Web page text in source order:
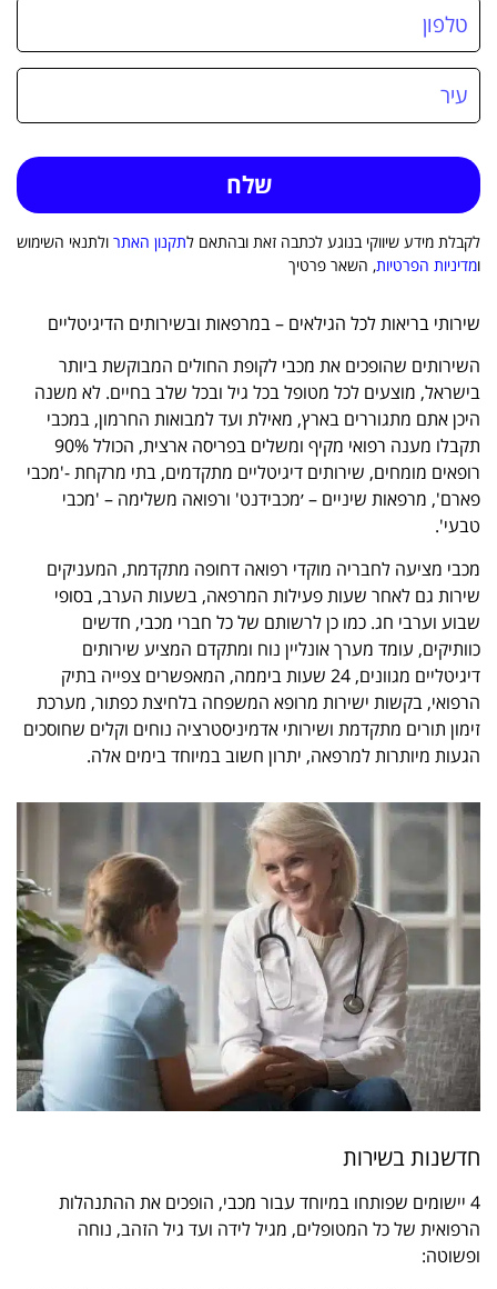
לקבלת מידע שיווקי בנוגע לכתבה זאת ובהתאם לתקנון האתר ולתנאי השימוש
ומדיניות הפרטיות, השאר פרטיך
שירותי בריאות לכל הגילאים – במרפאות ובשירותים הדיגיטליים
השירותים שהופכים את מכבי לקופת החולים המבוקשת ביותר
בישראל, מוצעים לכל מטופל בכל גיל ובכל שלב בחיים. לא משנה
היכן אתם מתגוררים בארץ, מאילת ועד למבואות החרמון, במכבי
תקבלו מענה רפואי מקיף ומשלים בפריסה ארצית, הכולל 90%
רופאים מומחים, שירותים דיגיטליים מתקדמים, בתי מרקחת -'מכבי
פארם', מרפאות שיניים – ׳מכבידנט' ורפואה משלימה – 'מכבי
טבעי'.
מכבי מציעה לחבריה מוקדי רפואה דחופה מתקדמת, המעניקים
שירות גם לאחר שעות פעילות המרפאה, בשעות הערב, בסופי
שבוע וערבי חג. כמו כן לרשותם של כל חברי מכבי, חדשים
כוותיקים, עומד מערך אונליין נוח ומתקדם המציע שירותים
דיגיטליים מגוונים, 24 שעות ביממה, המאפשרים צפייה בתיק
הרפואי, בקשות ישירות מרופא המשפחה בלחיצת כפתור, מערכת
זימון תורים מתקדמת ושירותי אדמיניסטרציה נוחים וקלים שחוסכים
הגעות מיותרות למרפאה, יתרון חשוב במיוחד בימים אלה.
חדשנות בשירות
4 יישומים שפותחו במיוחד עבור מכבי, הופכים את ההתנהלות
הרפואית של כל המטופלים, מגיל לידה ועד גיל הזהב, נוחה
ופשוטה: